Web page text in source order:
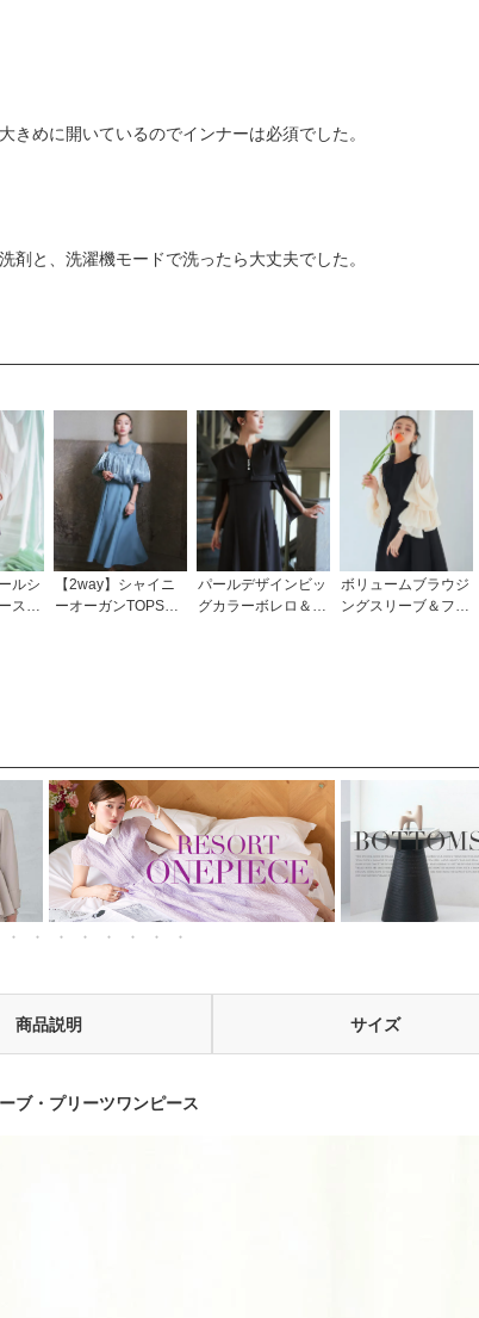
めに開いているのでインナーは必須でした。
と、洗濯機モードで洗ったら大丈夫でした。
ルシ
ス
【2way】シャイニ
ーオーガンTOPS＆
パールデザインビッ
グカラーボレロ＆マ
ボリュームブラウジ
ングスリーブ＆フレ
商品説明 サイズ
ブ・プリーツワンピース